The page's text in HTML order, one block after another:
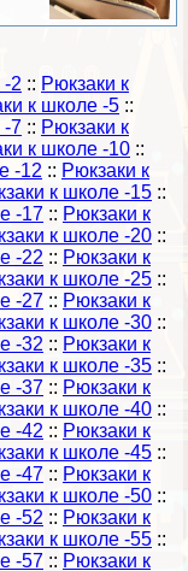
-2 :: Рюкзаки к
к школе -5 ::
-7 :: Рюкзаки к
к школе -10 ::
-12 :: Рюкзаки к
к школе -15 ::
-17 :: Рюкзаки к
к школе -20 ::
-22 :: Рюкзаки к
к школе -25 ::
-27 :: Рюкзаки к
к школе -30 ::
-32 :: Рюкзаки к
к школе -35 ::
-37 :: Рюкзаки к
к школе -40 ::
-42 :: Рюкзаки к
к школе -45 ::
-47 :: Рюкзаки к
к школе -50 ::
-52 :: Рюкзаки к
к школе -55 ::
-57 :: Рюкзаки к